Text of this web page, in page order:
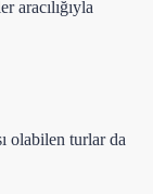
aracılığıyla
olabilen turlar da